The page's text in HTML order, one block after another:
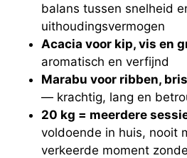
balans tussen snelheid
uithoudingsvermogen
Acacia voor kip, vis en
aromatisch en verfijnd
Marabu voor ribben,
— krachtig, lang en
20 kg = meerdere
voldoende in huis, nooit
verkeerde moment